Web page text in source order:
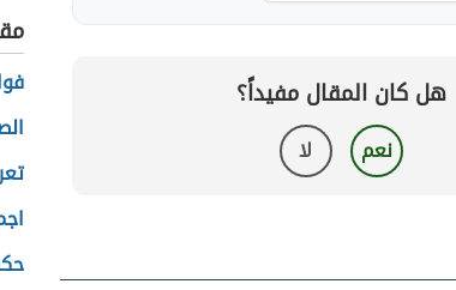
هل كان المقال مفيداً؟
نعم لا